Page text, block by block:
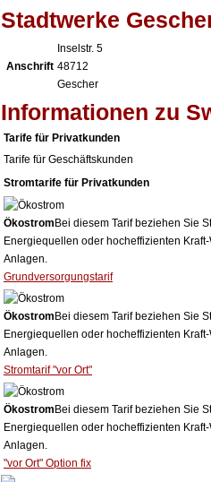
Stadtwerke
Anschrift
Inselstr. 5
48712
Gescher
Informationen zu
Tarife für Privatkunden
Tarife für Geschäftskunden
Stromtarife für Privatkunden
Ökostrom Bei diesem Tarif beziehen Sie
Energiequellen oder hocheffizienten
Anlagen.
Grundversorgungstarif
Ökostrom Bei diesem Tarif beziehen Sie
Energiequellen oder hocheffizienten
Anlagen.
Stromtarif "vor Ort"
Ökostrom Bei diesem Tarif beziehen Sie
Energiequellen oder hocheffizienten
Anlagen.
"vor Ort" Option fix